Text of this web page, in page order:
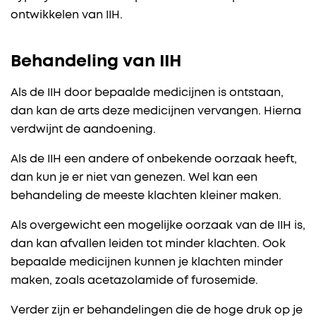
ontwikkelen van IIH.
Behandeling van IIH
Als de IIH door bepaalde medicijnen is ontstaan,
dan kan de arts deze medicijnen vervangen. Hierna
verdwijnt de aandoening.
Als de IIH een andere of onbekende oorzaak heeft,
dan kun je er niet van genezen. Wel kan een
behandeling de meeste klachten kleiner maken.
Als overgewicht een mogelijke oorzaak van de IIH is,
dan kan afvallen leiden tot minder klachten. Ook
bepaalde medicijnen kunnen je klachten minder
maken, zoals acetazolamide of furosemide.
Verder zijn er behandelingen die de hoge druk op je